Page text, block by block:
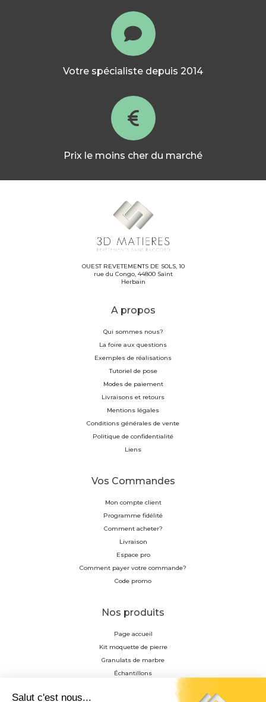
Votre spécialiste depuis 2014
Prix le moins cher du marché
OUEST REVETEMENTS DE SOLS, 10
rue du Congo, 44800 Saint
Herbain
A propos
Qui sommes nous?
La foire aux questions
Exemples de réalisations
Tutoriel de pose
Modes de paiement
Livraisons et retours
Mentions légales
Conditions générales de vente
Politique de confidentialité
Liens
Vos Commandes
Mon compte client
Programme fidélité
Comment acheter?
Livraison
Espace pro
Comment payer votre commande?
Code promo
Nos produits
Page accueil
Kit moquette de pierre
Granulats de marbre
Échantillons
Profilés en aluminium anodisés